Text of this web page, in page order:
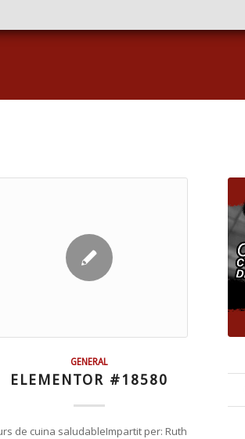
GENERAL
ELEMENTOR #18580
de cuina saludableImpartit per: Ruth